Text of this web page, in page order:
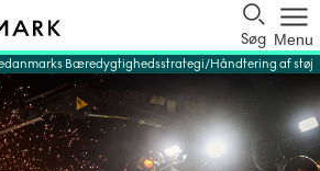
Søg Menu
Bæredygtighedsstrategi Håndtering af støj